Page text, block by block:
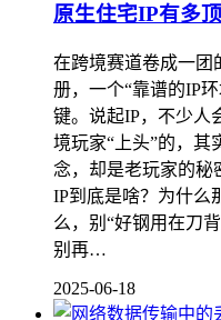
原生住宅IP有多
在跨境赛道卷成一团
册，一个“靠谱的IP
键。说起IP，不少人
境玩家“上头”的，
念，却是老玩家的秘
IP到底是啥？为什么
么，别“好钢用在刀
别再…
2025-06-18